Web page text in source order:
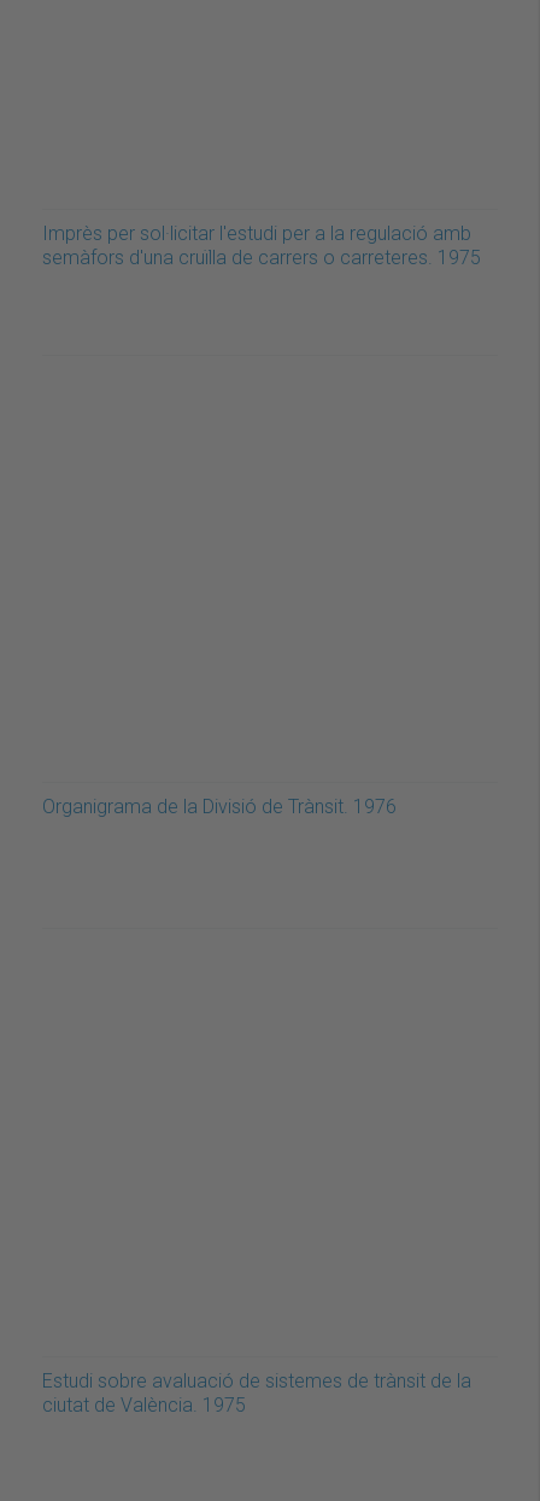
Imprès per sol·licitar l'estudi per a la regulació amb
semàfors d'una cruïlla de carrers o carreteres. 1975
Organigrama de la Divisió de Trànsit. 1976
Estudi sobre avaluació de sistemes de trànsit de la
ciutat de València. 1975